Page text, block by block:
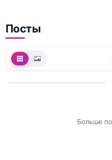
Посты
Больше